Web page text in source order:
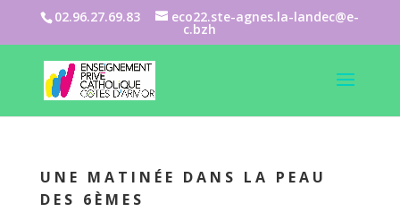
02.96.27.69.83 eco22.ste-agnes.la-landec@e-
c.bzh
UNE MATINÉE DANS LA PEAU
DES 6ÈMES